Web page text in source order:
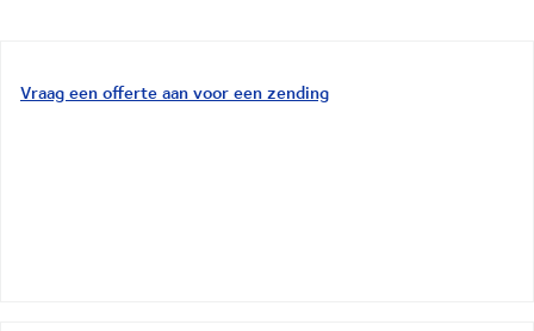
Vraag een offerte aan voor een zending